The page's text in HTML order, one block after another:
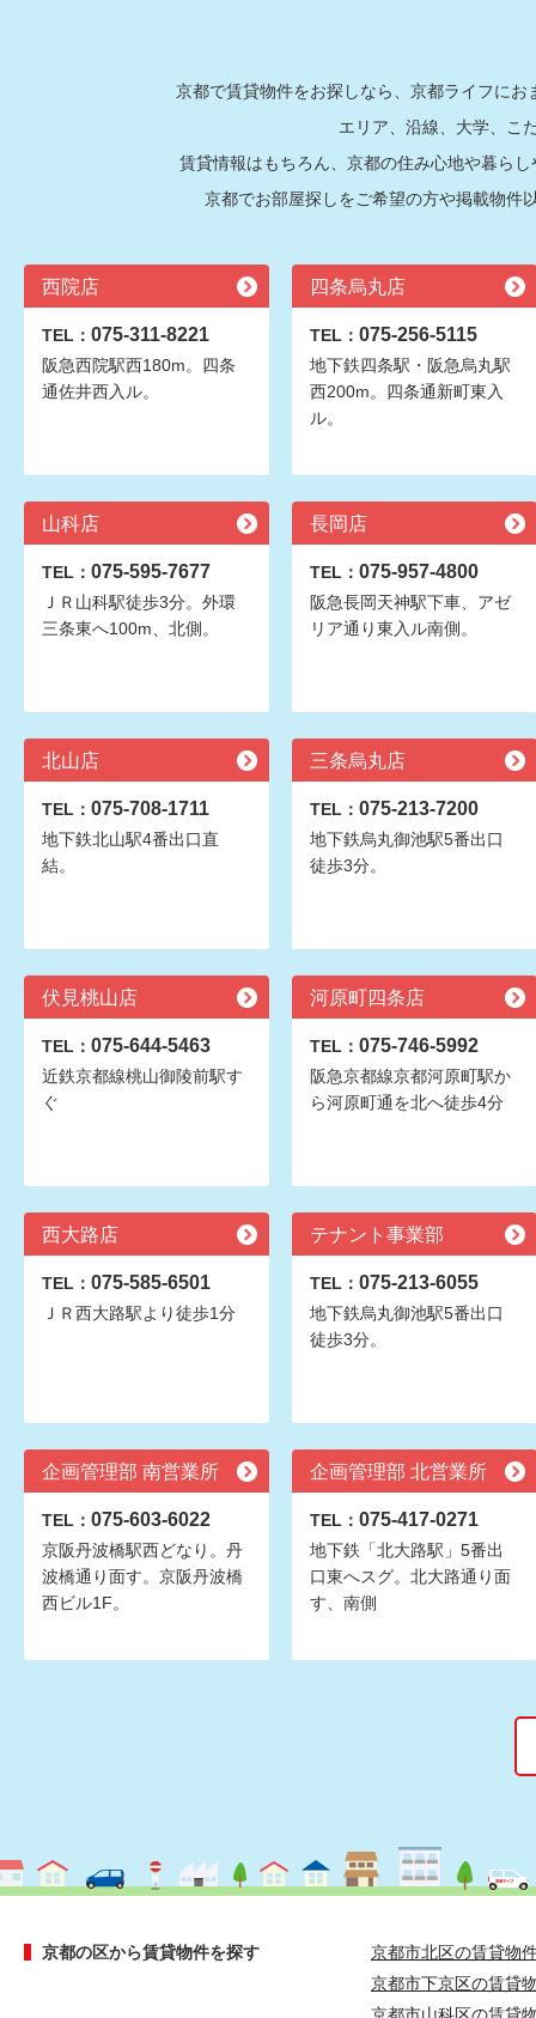
京都で賃貸物件をお探しなら、京都ライフに
エリア、沿線、大学、こ
賃貸情報はもちろん、京都の住み心地や暮ら
京都でお部屋探しをご希望の方や掲載物件
西院店
TEL： 075-311-8221
阪急西院駅西180m。四条
通佐井西入ル。
四条烏丸店
TEL： 075-256-5115
地下鉄四条駅・阪急烏丸駅
西200m。四条通新町東入
ル。
山科店
TEL： 075-595-7677
ＪＲ山科駅徒歩3分。外環
三条東へ100m、北側。
長岡店
TEL： 075-957-4800
阪急長岡天神駅下車、アゼ
リア通り東入ル南側。
北山店
TEL： 075-708-1711
地下鉄北山駅4番出口直
結。
三条烏丸店
TEL： 075-213-7200
地下鉄烏丸御池駅5番出口
徒歩3分。
伏見桃山店
TEL： 075-644-5463
近鉄京都線桃山御陵前駅す
ぐ
河原町四条店
TEL： 075-746-5992
阪急京都線京都河原町駅か
ら河原町通を北へ徒歩4分
西大路店
TEL： 075-585-6501
ＪＲ西大路駅より徒歩1分
テナント事業部
TEL： 075-213-6055
地下鉄烏丸御池駅5番出口
徒歩3分。
企画管理部 南営業所
TEL： 075-603-6022
京阪丹波橋駅西どなり。丹
波橋通り面す。京阪丹波橋
西ビル1F。
企画管理部 北営業所
TEL： 075-417-0271
地下鉄「北大路駅」5番出
口東へスグ。北大路通り面
す、南側
京都の区から賃貸物件を探す
京都市北区の賃貸物
京都市下京区の賃貸